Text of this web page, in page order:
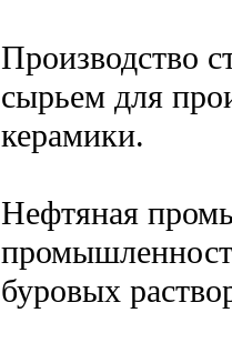
Производство
сырьем для
керамики.
Нефтяная
буровых